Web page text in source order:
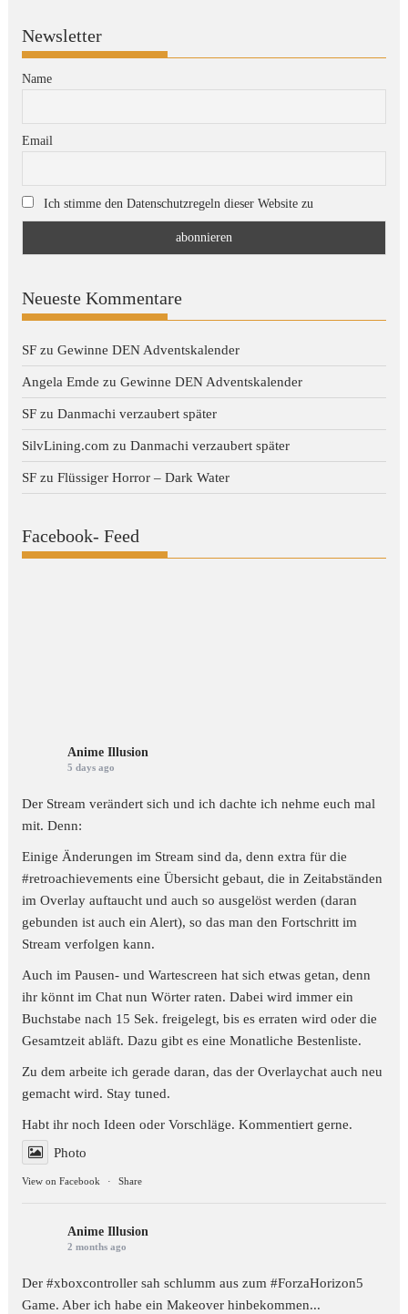
Newsletter
Name
Email
Ich stimme den Datenschutzregeln dieser Website zu
Neueste Kommentare
SF zuGewinne DEN Adventskalender
Angela Emde zuGewinne DEN Adventskalender
SF zuDanmachi verzaubert später
SilvLining.com zuDanmachi verzaubert später
SF zuFlüssiger Horror – Dark Water
Facebook- Feed
Anime Illusion
5 days ago
Der Stream verändert sich und ich dachte ich nehme euch mal
mit. Denn:
Einige Änderungen im Stream sind da, denn extra für die
#retroachievements eine Übersicht gebaut, die in Zeitabständen
im Overlay auftaucht und auch so ausgelöst werden (daran
gebunden ist auch ein Alert), so das man den Fortschritt im
Stream verfolgen kann.
Auch im Pausen- und Wartescreen hat sich etwas getan, denn
ihr könnt im Chat nun Wörter raten. Dabei wird immer ein
Buchstabe nach 15 Sek. freigelegt, bis es erraten wird oder die
Gesamtzeit abläft. Dazu gibt es eine Monatliche Bestenliste.
Zu dem arbeite ich gerade daran, das der Overlaychat auch neu
gemacht wird. Stay tuned.
Habt ihr noch Ideen oder Vorschläge. Kommentiert gerne.
Photo
View on Facebook · Share
Anime Illusion
2 months ago
Der #xboxcontroller sah schlumm aus zum#ForzaHorizon5
Game. Aber ich habe ein Makeover hinbekommen...